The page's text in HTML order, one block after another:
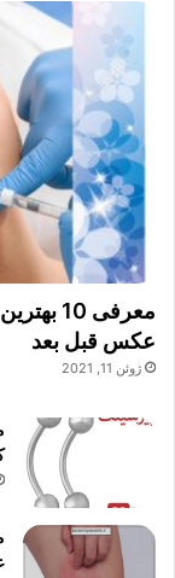
معرفی
عکس قبل بعد
ژوئن 11, 2021